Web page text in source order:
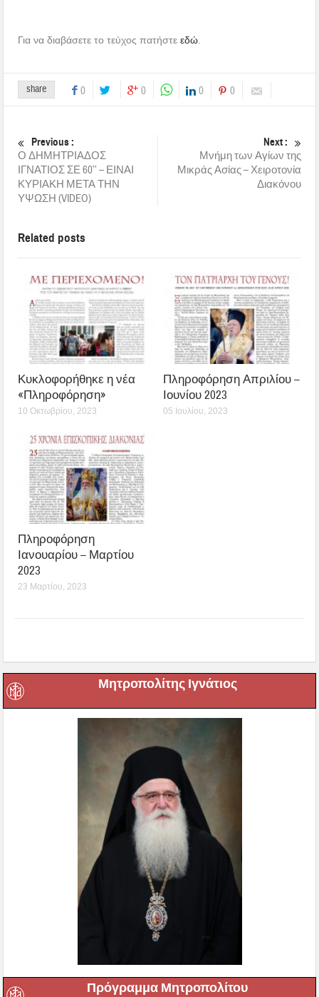
Για να διαβάσετε το τεύχος πατήστεεδώ
share 0 0 0 0
Previous :
Ο ΔΗΜΗΤΡΙΑΔΟΣ
ΙΓΝΑΤΙΟΣ ΣΕ 60’’ – ΕΙΝΑΙ
ΚΥΡΙΑΚΗ ΜΕΤΑ ΤΗΝ
ΥΨΩΣΗ (VIDEO)
Next :
Μνήμη των Αγίων της
Μικράς Ασίας – Χειροτονία
Διακόνου
Related posts
Κυκλοφορήθηκε η νέα
«Πληροφόρηση»
10 Οκτωβρίου, 2023
Πληροφόρηση Απριλίου –
Ιουνίου 2023
05 Ιουλίου, 2023
Πληροφόρηση
Ιανουαρίου – Μαρτίου
2023
23 Μαρτίου, 2023
Μητροπολίτης Ιγνάτιος
Πρόγραμμα Μητροπολίτου